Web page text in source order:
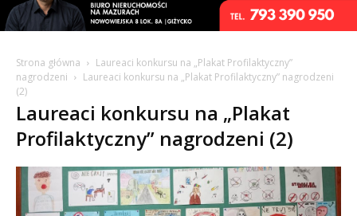
Strona główna
Laureaci konkursu na „Plakat Profilaktyczny”
nagrodzeni
Laureaci konkursu na „Plakat Profilaktyczny” nagrodzeni
(2)
Laureaci konkursu na „Plakat
Profilaktyczny” nagrodzeni (2)